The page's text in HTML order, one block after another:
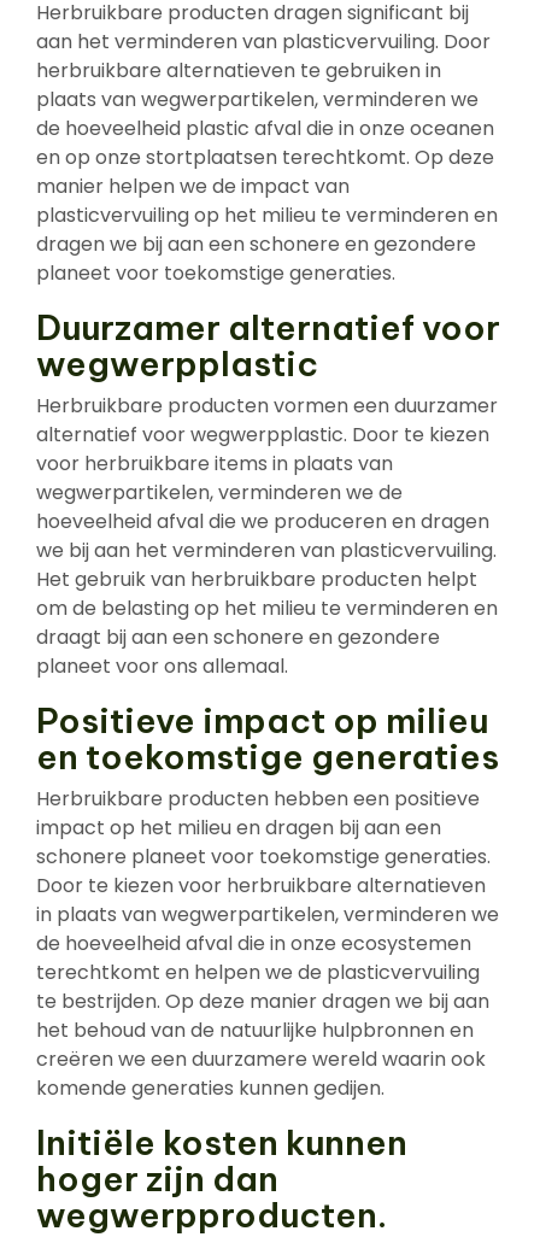
Herbruikbare producten dragen significant bij
aan het verminderen van plasticvervuiling. Door
herbruikbare alternatieven te gebruiken in
plaats van wegwerpartikelen, verminderen we
de hoeveelheid plastic afval die in onze oceanen
en op onze stortplaatsen terechtkomt. Op deze
manier helpen we de impact van
plasticvervuiling op het milieu te verminderen en
dragen we bij aan een schonere en gezondere
planeet voor toekomstige generaties.
Duurzamer alternatief voor
wegwerpplastic
Herbruikbare producten vormen een duurzamer
alternatief voor wegwerpplastic. Door te kiezen
voor herbruikbare items in plaats van
wegwerpartikelen, verminderen we de
hoeveelheid afval die we produceren en dragen
we bij aan het verminderen van plasticvervuiling.
Het gebruik van herbruikbare producten helpt
om de belasting op het milieu te verminderen en
draagt bij aan een schonere en gezondere
planeet voor ons allemaal.
Positieve impact op milieu
en toekomstige generaties
Herbruikbare producten hebben een positieve
impact op het milieu en dragen bij aan een
schonere planeet voor toekomstige generaties.
Door te kiezen voor herbruikbare alternatieven
in plaats van wegwerpartikelen, verminderen we
de hoeveelheid afval die in onze ecosystemen
terechtkomt en helpen we de plasticvervuiling
te bestrijden. Op deze manier dragen we bij aan
het behoud van de natuurlijke hulpbronnen en
creëren we een duurzamere wereld waarin ook
komende generaties kunnen gedijen.
Initiële kosten kunnen
hoger zijn dan
wegwerpproducten.